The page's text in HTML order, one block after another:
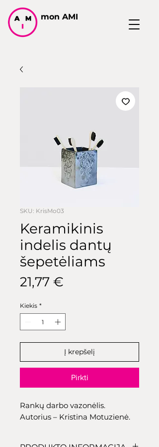
mon AMI
SKU: KrisMo03
Keramikinis
indelis dantų
šepetėliams
21,77 €
Kiekis *
Į krepšelį
Pirkti
Rankų darbo vazonėlis.
Autorius – Kristina Motuzienė.